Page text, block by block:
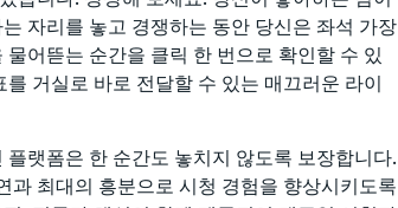
자리를 놓고 경쟁하는 동안 당신은 좌석 가장
어뜯는 순간을 클릭 한 번으로 확인할 수 있
거실로 바로 전달할 수 있는 매끄러운 라이
랫폼은 한 순간도 놓치지 않도록 보장합니다.
최대의 흥분으로 시청 경험을 향상시키도록